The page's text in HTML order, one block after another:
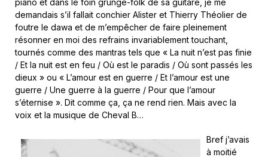
piano et dans le foin grunge-folk de sa guitare, je me
demandais s’il fallait conchier Alister et Thierry Théolier de
foutre le dawa et de m’empêcher de faire pleinement
résonner en moi des refrains invariablement touchant,
tournés comme des mantras tels que « La nuit n’est pas finie
/ Et la nuit est en feu / Où est le paradis / Où sont passés les
dieux » ou « L’amour est en guerre / Et l’amour est une
guerre / Une guerre à la guerre / Pour que l’amour
s’éternise ». Dit comme ça, ça ne rend rien. Mais avec la
voix et la musique de Cheval B…
Bref j’avais
à moitié